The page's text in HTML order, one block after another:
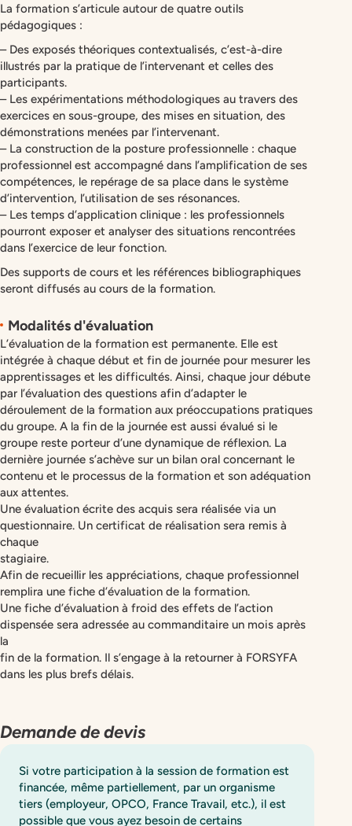
La formation s’articule autour de quatre outils
pédagogiques :
– Des exposés théoriques contextualisés, c’est-à-dire
illustrés par la pratique de l’intervenant et celles des
participants.
– Les expérimentations méthodologiques au travers des
exercices en sous-groupe, des mises en situation, des
démonstrations menées par l’intervenant.
– La construction de la posture professionnelle : chaque
professionnel est accompagné dans l’amplification de ses
compétences, le repérage de sa place dans le système
d’intervention, l’utilisation de ses résonances.
– Les temps d’application clinique : les professionnels
pourront exposer et analyser des situations rencontrées
dans l’exercice de leur fonction.
Des supports de cours et les références bibliographiques
seront diffusés au cours de la formation.
Modalités d'évaluation
L’évaluation de la formation est permanente. Elle est
intégrée à chaque début et fin de journée pour mesurer les
apprentissages et les difficultés. Ainsi, chaque jour débute
par l’évaluation des questions afin d’adapter le
déroulement de la formation aux préoccupations pratiques
du groupe. A la fin de la journée est aussi évalué si le
groupe reste porteur d’une dynamique de réflexion. La
dernière journée s’achève sur un bilan oral concernant le
contenu et le processus de la formation et son adéquation
aux attentes.
Une évaluation écrite des acquis sera réalisée via un
questionnaire. Un certificat de réalisation sera remis à
chaque
stagiaire.
Afin de recueillir les appréciations, chaque professionnel
remplira une fiche d’évaluation de la formation.
Une fiche d’évaluation à froid des effets de l’action
dispensée sera adressée au commanditaire un mois après
la
fin de la formation. Il s’engage à la retourner à FORSYFA
dans les plus brefs délais.
Demande de devis
Si votre participation à la session de formation est
financée, même partiellement, par un organisme
tiers (employeur, OPCO, France Travail, etc.), il est
possible que vous ayez besoin de certains